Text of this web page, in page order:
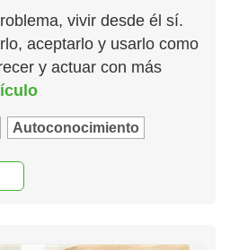
vivir desde él sí.
aceptarlo y usarlo como
y actuar con más
Autoconocimiento